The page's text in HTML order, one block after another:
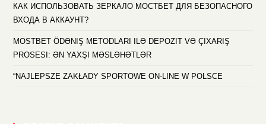
КАК ИСПОЛЬЗОВАТЬ ЗЕРКАЛО МОСТБЕТ ДЛЯ БЕЗОПАСНОГО
ВХОДА В АККАУНТ?
MOSTBET ÖDƏNIŞ METODLARI ILƏ DEPOZIT VƏ ÇIXARIŞ
PROSESI: ƏN YAXŞI MƏSLƏHƏTLƏR
“NAJLEPSZE ZAKŁADY SPORTOWE ON-LINE W POLSCE